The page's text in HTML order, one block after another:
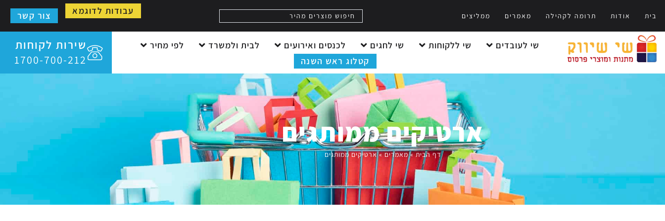
בית אודות תרומה לקהילה מאמרים ממליצים עבודות לדוגמא צור קשר
שי לעובדים שי ללקוחות שי לחגים לכנסים ואירועים לבית ולמשרד
לפי מחיר
קטלוג ראש השנה
שירות לקוחות
1700-700-212
ארטיקים ממותגים
דף הבית»מאמרים»ארטיקים ממותגים